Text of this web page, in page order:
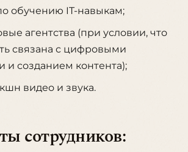
обучению IT-навыкам;
агентства (при условии, что
связана с цифровыми
и созданием контента);
видео и звука.
сотрудников: